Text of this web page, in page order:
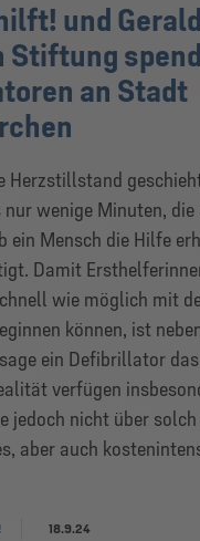
und Gerald
Stiftung
an Stadt
Herzstillstand
wenige Minuten, die
ein Mensch die Hilfe
Damit
wie möglich mit
können, ist
ein Defibrillator
verfügen
jedoch nicht über solch
aber auch
18.9.24